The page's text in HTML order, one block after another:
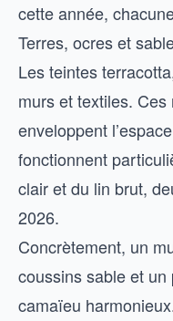
cette année,
Terres, ocres et
Les teintes
murs et textiles.
enveloppent
fonctionnent
clair et du lin brut,
2026.
Concrètement, un
coussins sable et
camaïeu